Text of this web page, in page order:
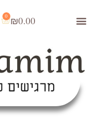
₪0.00
0